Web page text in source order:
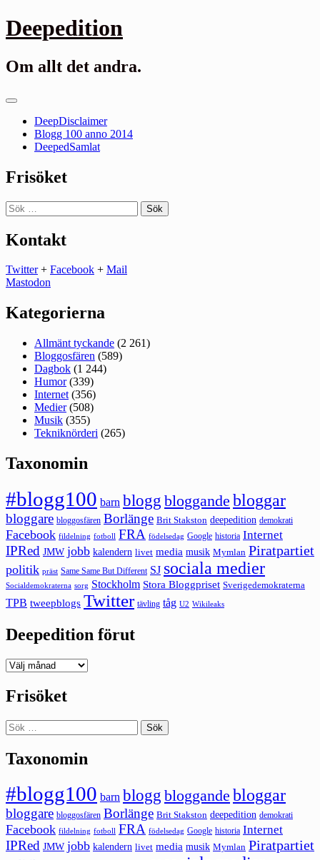
Gå
till
Deepedition
Om allt det andra.
Primär
DeepDisclaimer
Blogg 100 anno 2014
DeepedSamlat
Frisöket
Sök
efter:
Kontakt
Twitter+ Facebook + Mail
Mastodon
Kategorierna
Allmänt tyckande (2 261)
Bloggosfären (589)
Dagbok (1 244)
Humor(339)
Internet (356)
Medier(508)
Musik (355)
Tekniknörderi (265)
Taxonomin
#blogg100 barn blogg bloggande bloggar
bloggare bloggosfären Borlänge Brit Stakston deepedition demokrati
Facebook fildelning fotboll FRA födelsedag Google historia Internet
IPRed JMW jobb kalendern livet media musik Mymlan Piratpartiet
politik präst Same Same But Different SJ sociala medier
Socialdemokraterna sorg Stockholm Stora Bloggpriset Sverigedemokraterna
TPB tweepblogs Twitter tävling tåg U2 Wikileaks
Deepedition förut
Deepedition
Frisöket
Sök
efter:
Taxonomin
#blogg100 barn blogg bloggande bloggar
bloggare bloggosfären Borlänge Brit Stakston deepedition demokrati
Facebook fildelning fotboll FRA födelsedag Google historia Internet
IPRed JMW jobb kalendern livet media musik Mymlan Piratpartiet